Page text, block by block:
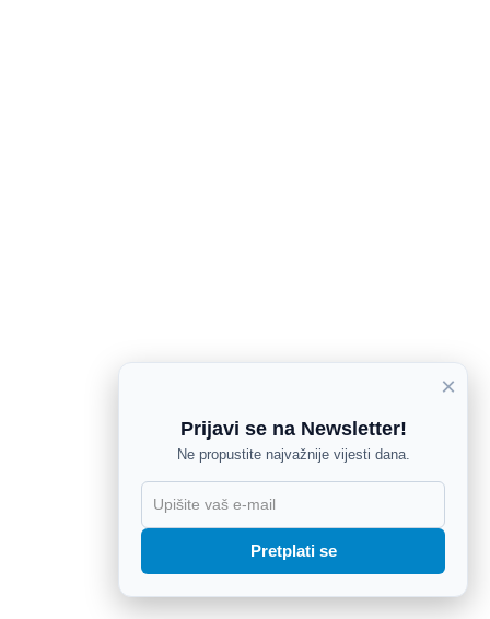
×
Prijavi se na Newsletter!
Ne propustite najvažnije vijesti dana.
Pretplati se